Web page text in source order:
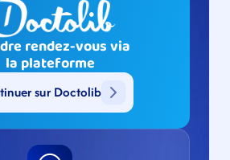
rendez-vous via
la plateforme
sur Doctolib